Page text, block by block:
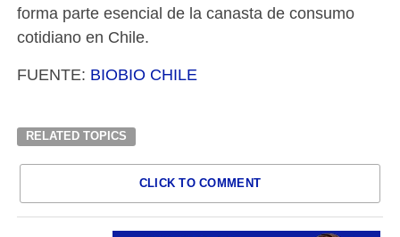
forma parte esencial de la canasta de consumo
cotidiano en Chile.
FUENTE: BIOBIO CHILE
RELATED TOPICS
CLICK TO COMMENT